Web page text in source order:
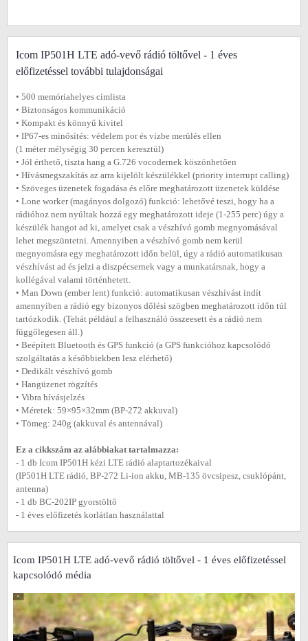
Icom IP501H LTE adó-vevő rádió töltővel - 1 éves
előfizetéssel további tulajdonságai
• 500 memóriahelyes címlista
• Biztonságos kommunikáció
• Kompakt és könnyű kivitel
• IP67-es minősítés: védelem por és vízbe merülés ellen
(1 méter mélységig 30 percen keresztül)
• Jól érthető, tiszta hang a G.726 vocodernek köszönhetően
• Hívásmegszakítás az arra kijelölt készülékkel (priority interrupt calling)
• Szöveges üzenetek fogadása és előre meghatározott üzenetek küldése
• Lone worker (magányos dolgozó) funkció: lehetővé teszi, hogy ha a
rádióhoz nem nyúltak hozzá egy meghatározott ideje (1-255 perc) úgy a
készülék hangot ad ki, amelyet csak a vészhívó gomb megnyomásával
lehet megszüntetni. Amennyiben a vészhívó gomb nem kerül
megnyomásra egy meghatározott időn belül, úgy a rádió automatikusan
vészhívást ad és jelzi a diszpécsernek vagy a munkatársnak, hogy a
kollégával valami történhetett.
• Man Down (ember lent) funkció: automatikusan vészhívást indít
amennyiben a rádió egy bizonyos dőlési szögben meghatározott időn túl
tartózkodik. (Tehát például a felhasználó összeesett és a rádió nem
függőlegesen áll.)
• Beépített Bluetooth és GPS funkció (a GPS funkcióhoz kapcsolódó
szolgáltatás a későbbiekben lesz elérhető)
• Dedikált vészhívó gomb
• Hangüzenet rögzítés
• Vibra hívásjelzés
• Méretek: 59×95×32mm (BP-272 akkuval)
• Tömeg: 240g (akkuval és antennával)
Ez a cikkszám az alábbiakat tartalmazza:
- 1 db Icom IP501H kézi LTE rádió alaptartozékaival
(IP501H LTE rádió, BP-272 Li-ion akku, MB-135 övcsipesz, csuklópánt,
antenna)
- 1 db BC-202IP gyorstöltő
- 1 éves előfizetés korlátlan használattal
Icom IP501H LTE adó-vevő rádió töltővel - 1 éves előfizetéssel
kapcsolódó média